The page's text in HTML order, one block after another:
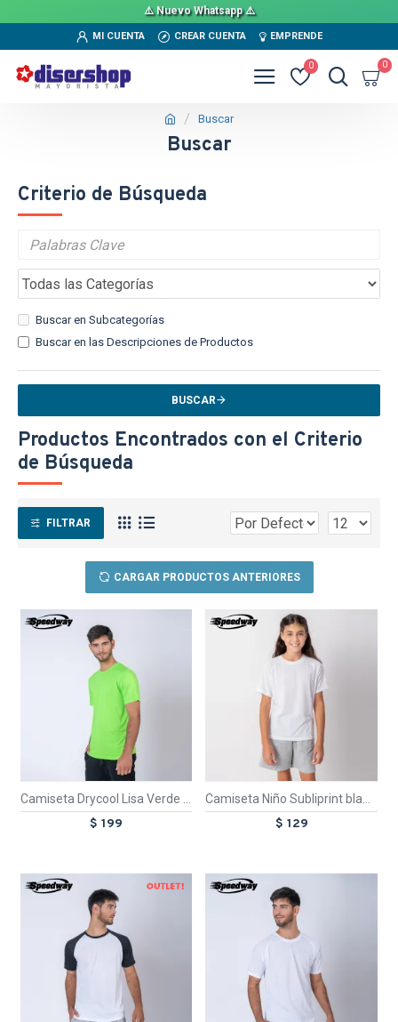
⚠️ Nuevo Whatsapp ⚠️
MI CUENTA CREAR CUENTA EMPRENDE
0 0
Buscar
Buscar
Criterio de Búsqueda
Buscar en Subcategorías
Buscar en las Descripciones de Productos
BUSCAR
Productos Encontrados con el Criterio
de Búsqueda
FILTRAR
CARGAR PRODUCTOS ANTERIORES
TEXTTRANSPARENTE
Camiseta Drycool Lisa Verde Fluo
$ 199
TEXTTRANSPARENTE
Camiseta Niño Subliprint blanca
$ 129
TEXTTRANSPARENTE
OUT TEXTTRANSPARENTE